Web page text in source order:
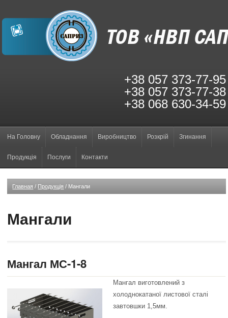
+38 057 373-77-95
+38 057 373-77-38
+38 068 630-34-59
На Головну Обладнання Виробництво Розкрій Згинання
Продукція Послуги Контакти
Главная / Продукція / Мангали
Мангали
Мангал МС-1-8
Мангал виготовлений з
холоднокатаної листової сталі
завтовшки 1,5мм.